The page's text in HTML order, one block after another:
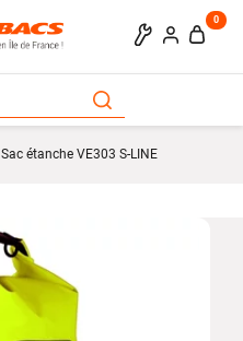
0
Sac étanche VE303 S-LINE